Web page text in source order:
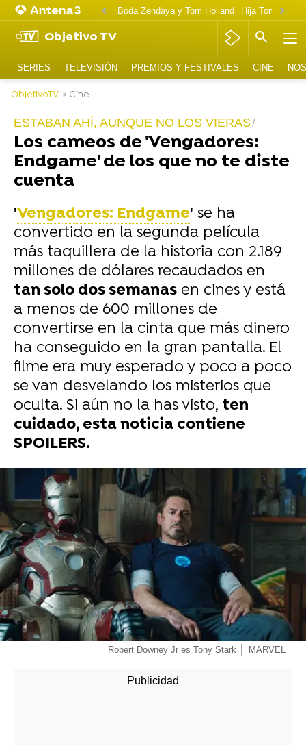
Boda Zendaya y Tom Holland Hija Tom
Objetivo TV
SERIES TELEVISIÓN PREMIOS Y FESTIVALES CINE
ObjetivoTV » Cine
ESTABAN AHÍ, AUNQUE NO LOS VIERAS
Los cameos de 'Vengadores:
Endgame' de los que no te diste
cuenta
'Vengadores: Endgame' se ha
convertido en la segunda película
más taquillera de la historia con 2.189
millones de dólares recaudados en
tan solo dos semanas en cines y está
a menos de 600 millones de
convertirse en la cinta que más dinero
ha conseguido en la gran pantalla. El
filme era muy esperado y poco a poco
se van desvelando los misterios que
oculta. Si aún no la has visto, ten
cuidado, esta noticia contiene
SPOILERS.
-
Robert Downey Jr es Tony Stark MARVEL